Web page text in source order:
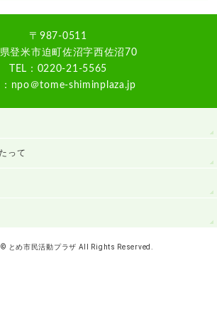
〒987-0511
登米市迫町佐沼字西佐沼70
TEL：0220-21-5565
npo＠tome-shiminplaza.jp
って
とめ市民活動プラザ All Rights Reserved.